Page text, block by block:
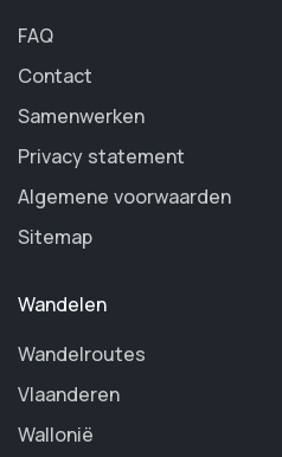
FAQ
Contact
Samenwerken
Privacy statement
Algemene voorwaarden
Sitemap
Wandelen
Wandelroutes
Vlaanderen
Wallonië